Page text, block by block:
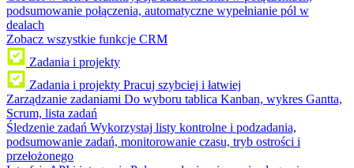
podsumowanie połączenia, automatyczne wypełnianie pól w
dealach
Zobacz wszystkie funkcje CRM
Zadania i projekty
Zadania i projekty Pracuj szybciej i łatwiej
Zarządzanie zadaniami Do wyboru tablica Kanban, wykres Gantta,
Scrum, lista zadań
Śledzenie zadań Wykorzystaj listy kontrolne i podzadania,
podsumowanie zadań, monitorowanie czasu, tryb ostrości i
przełożonego